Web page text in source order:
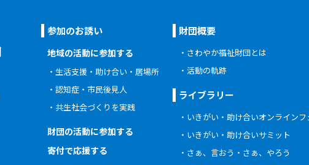
参加のお誘い
地域の活動に参加する
生活支援・助け合い・居場所
認知症・市民後見人
共生社会づくりを実践
財団の活動に参加する
寄付で応援する
財団概要
さわやか福祉財団とは
活動の軌跡
ライブラリー
いきがい・助け合いオンラインフ
いきがい・助け合いサミット
さぁ、言おう・さぁ、やろう